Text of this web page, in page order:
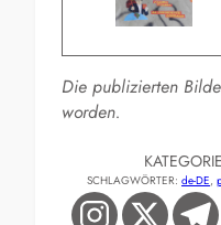
Die publizierten
worden.
SCHLAGWÖRTER: de-DE,